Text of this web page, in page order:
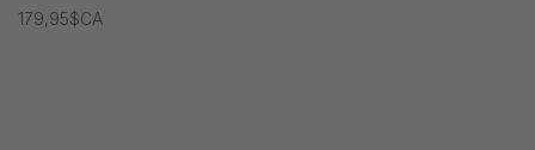
179,95$CA